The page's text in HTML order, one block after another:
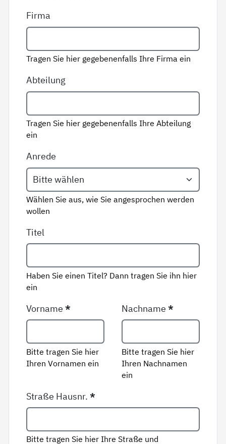
Firma
Tragen Sie hier gegebenenfalls Ihre Firma ein
Abteilung
Tragen Sie hier gegebenenfalls Ihre Abteilung
ein
Anrede
Wählen Sie aus, wie Sie angesprochen werden
wollen
Titel
Haben Sie einen Titel? Dann tragen Sie ihn hier
ein
Vorname*
Bitte tragen Sie hier
Ihren Vornamen ein
Nachname*
Bitte tragen Sie hier
Ihren Nachnamen
ein
Straße Hausnr.*
Bitte tragen Sie hier Ihre Straße und